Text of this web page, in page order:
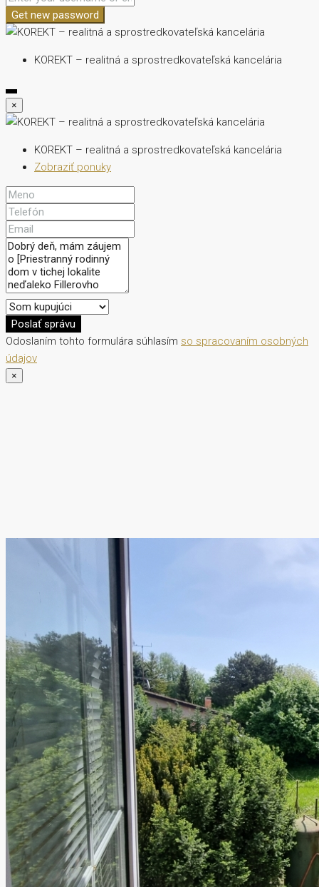
Get new password
KOREKT – realitná a sprostredkovateľská kancelária
×
KOREKT – realitná a sprostredkovateľská kancelária
Zobraziť ponuky
Poslať správu
Odoslaním tohto formulára súhlasím so spracovaním osobných
údajov
×